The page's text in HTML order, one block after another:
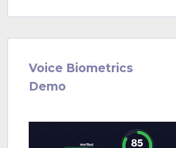
Voice Biometrics
Demo